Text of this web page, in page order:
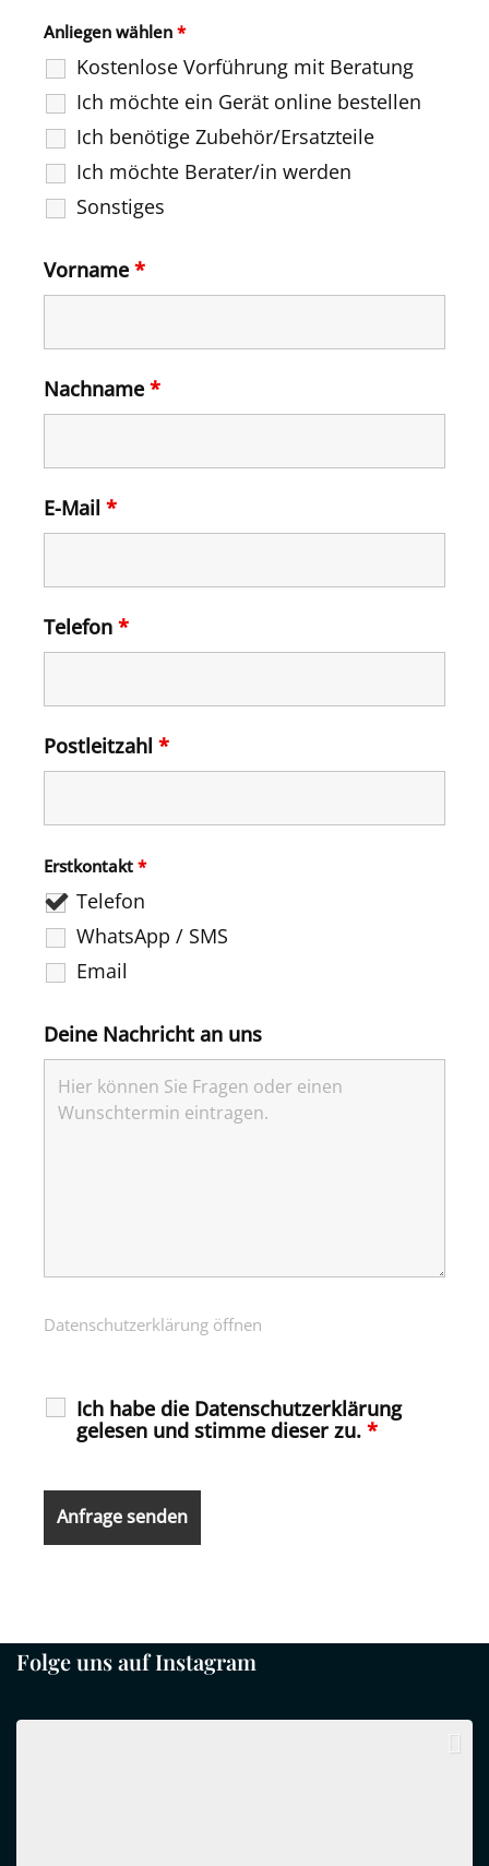
Anliegen wählen *
Kostenlose Vorführung mit Beratung
Ich möchte ein Gerät online bestellen
Ich benötige Zubehör/Ersatzteile
Ich möchte Berater/in werden
Sonstiges
Vorname *
Nachname *
E-Mail *
Telefon *
Postleitzahl *
Erstkontakt *
Telefon
WhatsApp / SMS
Email
Deine Nachricht an uns
Datenschutzerklärung öffnen
Ich habe die Datenschutzerklärung
gelesen und stimme dieser zu. *
Folge uns auf Instagram